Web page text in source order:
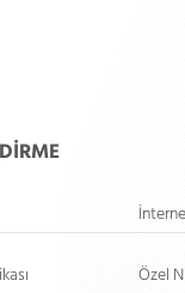
Özel